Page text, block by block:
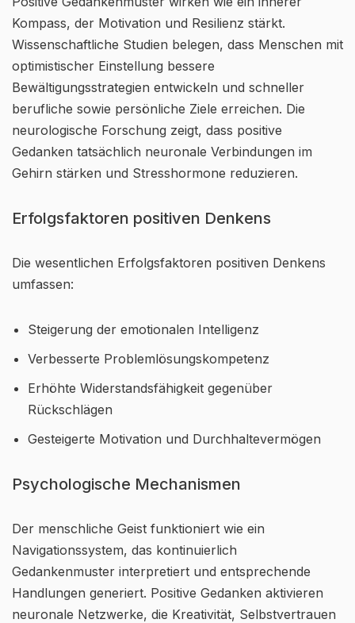
Kompass, der Motivation und Resilienz stärkt.
Wissenschaftliche Studien belegen, dass Menschen mit
optimistischer Einstellung bessere
Bewältigungsstrategien entwickeln und schneller
berufliche sowie persönliche Ziele erreichen. Die
neurologische Forschung zeigt, dass positive
Gedanken tatsächlich neuronale Verbindungen im
Gehirn stärken und Stresshormone reduzieren.
Erfolgsfaktoren positiven Denkens
Die wesentlichen Erfolgsfaktoren positiven Denkens
umfassen:
Steigerung der emotionalen Intelligenz
Verbesserte Problemlösungskompetenz
Erhöhte Widerstandsfähigkeit gegenüber
Rückschlägen
Gesteigerte Motivation und Durchhaltevermögen
Psychologische Mechanismen
Der menschliche Geist funktioniert wie ein
Navigationssystem, das kontinuierlich
Gedankenmuster interpretiert und entsprechende
Handlungen generiert. Positive Gedanken aktivieren
neuronale Netzwerke, die Kreativität, Selbstvertrauen